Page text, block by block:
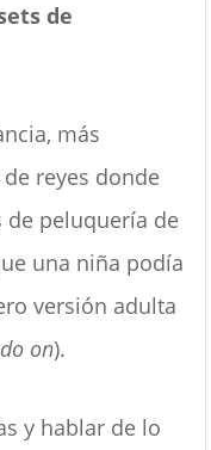
de
más
reyes donde
de peluquería de
una niña podía
versión adulta
on).
y hablar de lo